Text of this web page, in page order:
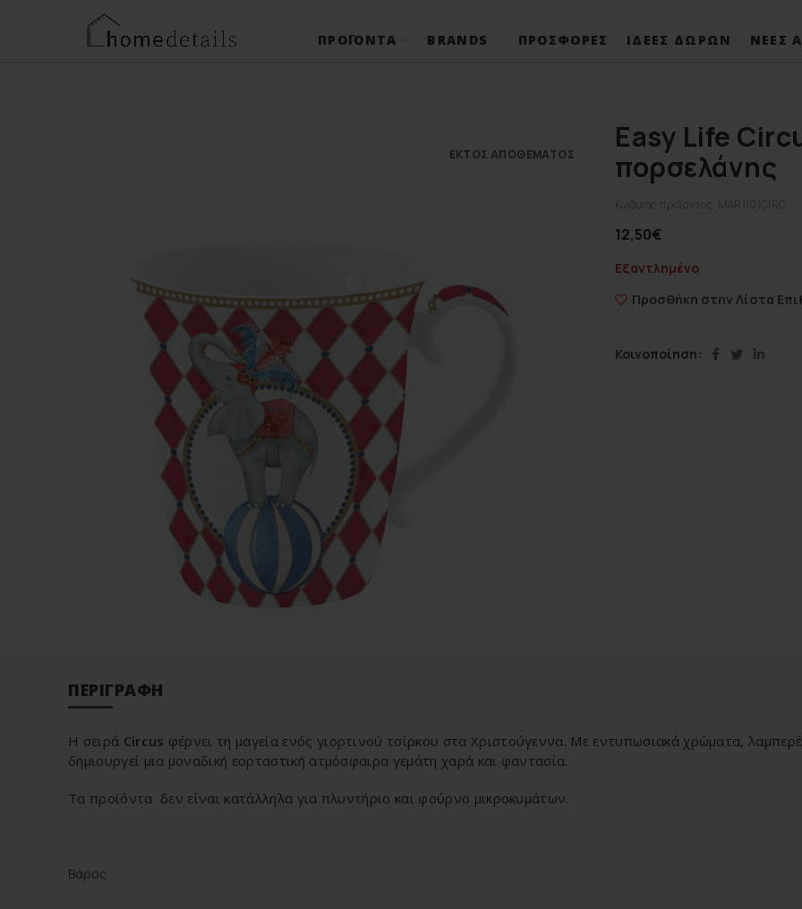
ΠΡΟΪΌΝΤΑ BRANDS ΠΡΟΣΦΟΡΈΣ ΙΔΈΕΣ ΔΏΡΩΝ ΝΈΕΣ
ΕΚΤΌΣ ΑΠΟΘΈΜΑΤΟΣ
Easy Life
πορσελάνης
Κωδικός προϊόντος: MAR1101CIRC
12,50€
Εξαντλημένο
Προσθήκη στην Λίστα
Κοινοποίηση
ΠΕΡΙΓΡΑΦΉ
Η σειρά Circus φέρνει τη μαγεία ενός γιορτινού τσίρκου στα Χριστούγεννα. Με εντυπωσιακά χρώματα,
δημιουργεί μια μοναδική εορταστική ατμόσφαιρα γεμάτη χαρά και φαντασία.
Τα προϊόντα δεν είναι κατάλληλα για πλυντήριο και φούρνο μικροκυμάτων.
Βάρος